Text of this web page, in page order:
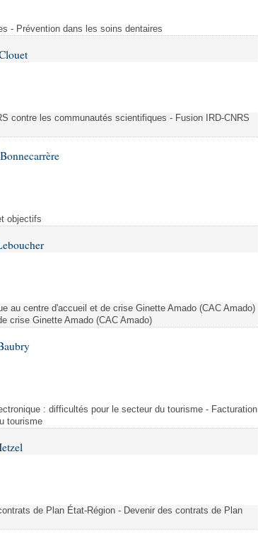
- Prévention dans les soins dentaires
contre les communautés scientifiques - Fusion IRD-CNRS
objectifs
au centre d'accueil et de crise Ginette Amado (CAC Amado)
crise Ginette Amado (CAC Amado)
: difficultés pour le secteur du tourisme - Facturation
tourisme
de Plan État-Région - Devenir des contrats de Plan